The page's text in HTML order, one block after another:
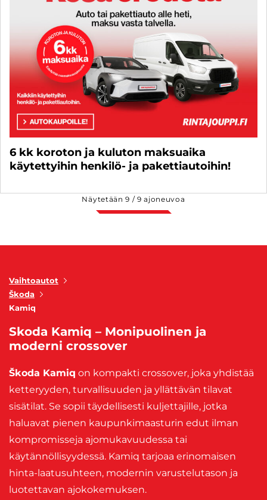
6 kk koroton ja kuluton maksuaika
käytettyihin henkilö- ja pakettiautoihin!
Näytetään9 /9 ajoneuvoa
Vaihtoautot
Škoda
Kamiq
Skoda Kamiq – Monipuolinen ja
moderni crossover
Škoda Kamiq on kompakti crossover, joka yhdistää
ketteryyden, turvallisuuden ja yllättävän tilavat
sisätilat. Se sopii täydellisesti kuljettajille, jotka
haluavat pienen kaupunkimaasturin edut ilman
kompromisseja ajomukavuudessa tai
käytännöllisyydessä. Kamiq tarjoaa erinomaisen
hinta-laatusuhteen, modernin varustelutason ja
luotettavan ajokokemuksen.